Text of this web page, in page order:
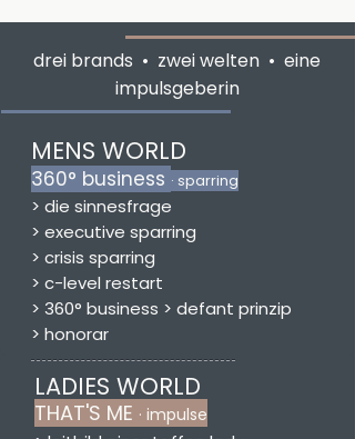
drei brands • zwei welten • eine
impulsgeberin
MENS WORLD
360° business · sparring
> die sinnesfrage
> executive sparring
> crisis sparring
> c-level restart
> 360° business > defant prinzip
> honorar
LADIES WORLD
THAT'S ME · impulse